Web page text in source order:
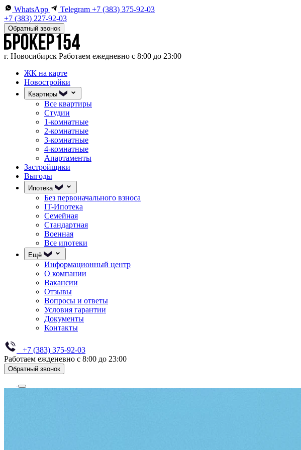
WhatsApp Telegram +7 (383) 375-92-03
+7 (383) 227-92-03
Обратный звонок
г. Новосибирск Работаем ежедневно с 8:00 до 23:00
ЖК на карте
Новостройки
Квартиры
Все квартиры
Студии
1-комнатные
2-комнатные
3-комнатные
4-комнатные
Апартаменты
Застройщики
Выгоды
Ипотека
Без первоначального взноса
IT-Ипотека
Семейная
Стандартная
Военная
Все ипотеки
Ещё
Информационный центр
О компании
Вакансии
Отзывы
Вопросы и ответы
Условия гарантии
Документы
Контакты
+7 (383) 375-92-03
Работаем ежденевно с 8:00 до 23:00
Обратный звонок